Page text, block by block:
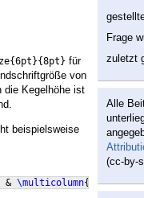
für
von
die Kegelhöhe ist
beispielsweise
& \multicolumn{ }{l}{{
Frage
zuletzt
Alle
(cc-by-